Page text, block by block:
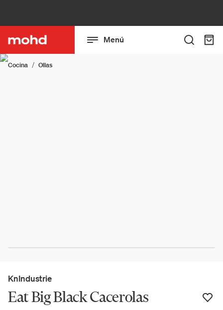
Menú
Cocina Ollas
KnIndustrie
Eat Big Black Cacerolas